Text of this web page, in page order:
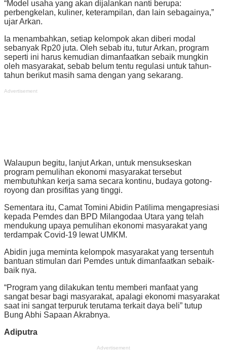
“Model usaha yang akan dijalankan nanti berupa:
perbengkelan, kuliner, keterampilan, dan lain sebagainya,”
ujar Arkan.
Ia menambahkan, setiap kelompok akan diberi modal
sebanyak Rp20 juta. Oleh sebab itu, tutur Arkan, program
seperti ini harus kemudian dimanfaatkan sebaik mungkin
oleh masyarakat, sebab belum tentu regulasi untuk tahun-
tahun berikut masih sama dengan yang sekarang.
Advertisement
Walaupun begitu, lanjut Arkan, untuk mensukseskan
program pemulihan ekonomi masyarakat tersebut
membutuhkan kerja sama secara kontinu, budaya gotong-
royong dan prosifitas yang tinggi.
Sementara itu, Camat Tomini Abidin Patilima mengapresiasi
kepada Pemdes dan BPD Milangodaa Utara yang telah
mendukung upaya pemulihan ekonomi masyarakat yang
terdampak Covid-19 lewat UMKM.
Abidin juga meminta kelompok masyarakat yang tersentuh
bantuan stimulan dari Pemdes untuk dimanfaatkan sebaik-
baik nya.
“Program yang dilakukan tentu memberi manfaat yang
sangat besar bagi masyarakat, apalagi ekonomi masyarakat
saat ini sangat terpuruk terutama terkait daya beli” tutup
Bung Abhi Sapaan Akrabnya.
Adiputra
Advertisement